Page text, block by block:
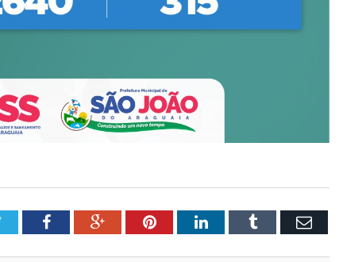
TwitterFacebookGoogle+PinterestLinkedInTumblr Email